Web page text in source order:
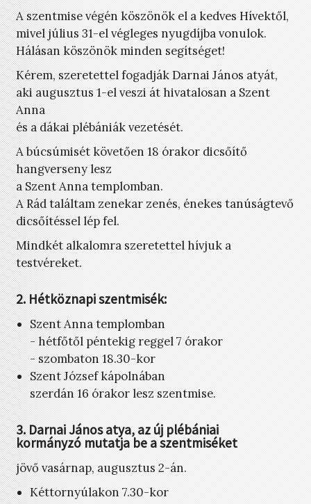
A szentmise végén köszönök el a kedves Hívektől,
mivel július 31-el végleges nyugdíjba vonulok.
Hálásan köszönök minden segítséget!
Kérem, szeretettel fogadják Darnai János atyát,
aki augusztus 1-el veszi át hivatalosan a Szent
Anna
és a dákai plébániák vezetését.
A búcsúmisét követően 18 órakor dicsőítő
hangverseny lesz
a Szent Anna templomban.
A Rád találtam zenekar zenés, énekes tanúságtevő
dicsőítéssel lép fel.
Mindkét alkalomra szeretettel hívjuk a
testvéreket.
2. Hétköznapi szentmisék:
Szent Anna templomban
- hétfőtől péntekig reggel 7 órakor
- szombaton 18.30-kor
Szent József kápolnában
szerdán 16 órakor lesz szentmise.
3. Darnai János atya, az új plébániai
kormányzó mutatja be a szentmiséket
jövő vasárnap, augusztus 2-án.
Kéttornyúlakon 7.30-kor